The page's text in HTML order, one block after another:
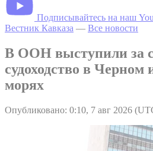
Подписывайтесь на наш
Вестник Кавказа — Все новости
В ООН выступили за
судоходство в Черном
морях
Опубликовано: 0:10, 7 авг 2026